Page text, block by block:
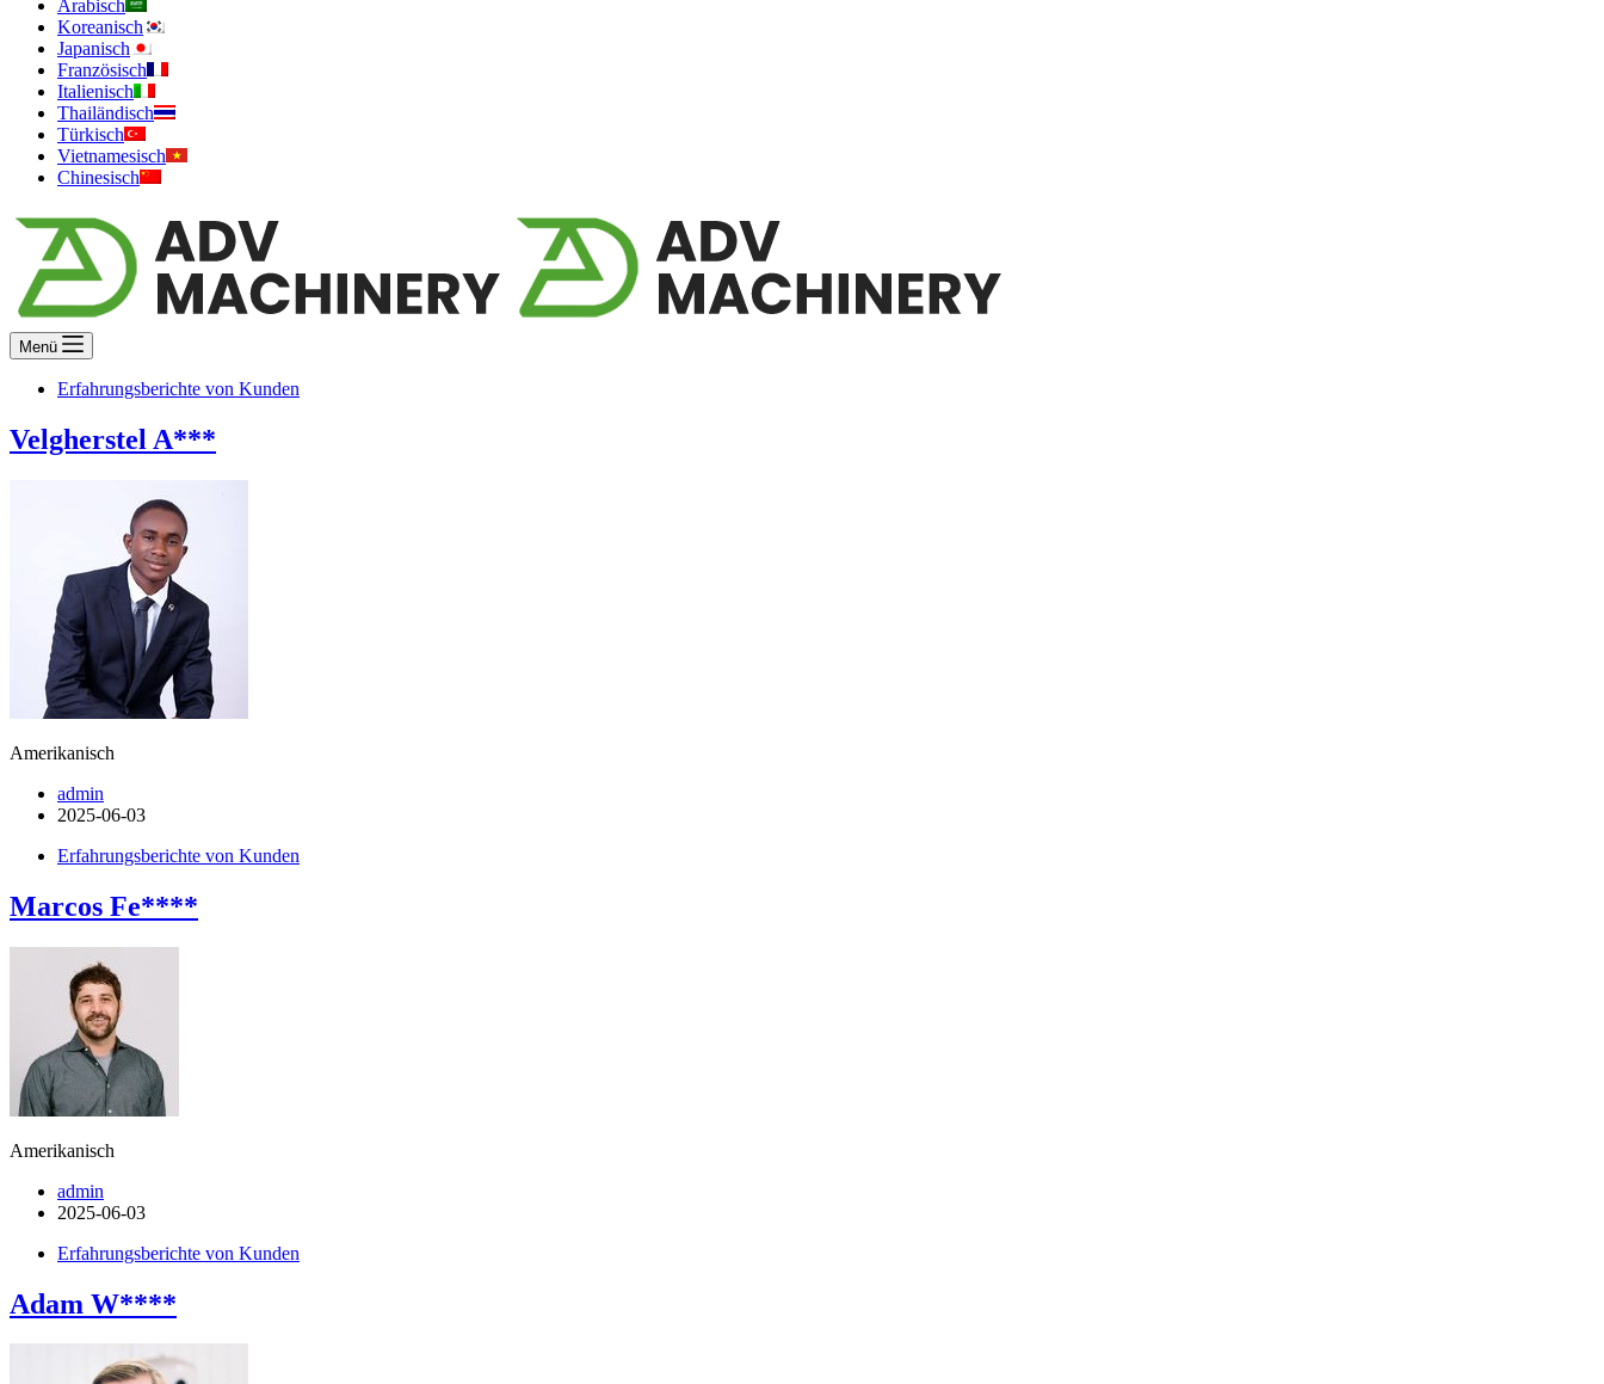
Arabisch
Koreanisch
Japanisch
Französisch
Italienisch
Thailändisch
Türkisch
Vietnamesisch
Chinesisch
Menü
Erfahrungsberichte von Kunden
Velgherstel A***
Amerikanisch
admin
2025-06-03
Erfahrungsberichte von Kunden
Marcos Fe****
Amerikanisch
admin
2025-06-03
Erfahrungsberichte von Kunden
Adam W****